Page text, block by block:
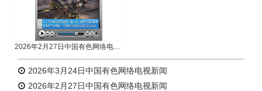
2026年2月27日中国有色网络电视新闻
2026年3月24日中国有色网络电视新闻
2026年2月27日中国有色网络电视新闻